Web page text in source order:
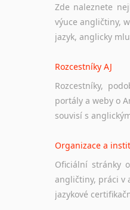
Zde naleznete
výuce angličtiny,
Rozcestníky AJ
Rozcestníky,
portály a weby o
souvisí s
Organizace a
Oficiální stránky
angličtiny, práci v